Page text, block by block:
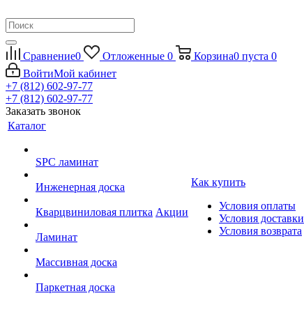
Сравнение0 Отложенные 0 Корзина0 пуста 0
ВойтиМой кабинет
+7 (812) 602-97-77
+7 (812) 602-97-77
Заказать звонок
Каталог
SPC ламинат
Инженерная доска
Кварцвиниловая плитка
Ламинат
Массивная доска
Паркетная доска
Акции
Как купить
Условия оплаты
Условия доставки
Условия возврата